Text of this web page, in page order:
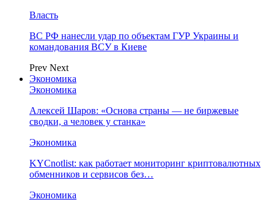
Власть
ВС РФ нанесли удар по объектам ГУР Украины и
командования ВСУ в Киеве
Prev Next
Экономика
Экономика
Алексей Шаров: «Основа страны — не биржевые
сводки, а человек у станка»
Экономика
KYCnotlist: как работает мониторинг криптовалютных
обменников и сервисов без…
Экономика